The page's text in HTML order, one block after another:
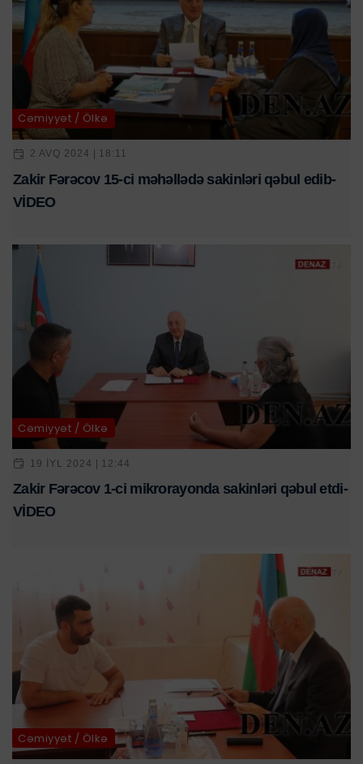
Cəmiyyət / Ölkə
2 AVQ 2024 | 18:11
Zakir Fərəcov 15-ci məhəllədə sakinləri qəbul edib-
VİDEO
Cəmiyyət / Ölkə
19 IYL 2024 | 12:44
Zakir Fərəcov 1-ci mikrorayonda sakinləri qəbul etdi-
VİDEO
Cəmiyyət / Ölkə